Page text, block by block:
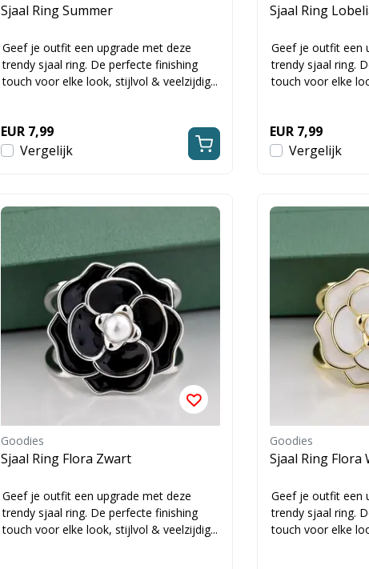
Sjaal Ring Summer
Geef je outfit een upgrade met deze
trendy sjaal ring. De perfecte finishing
touch voor elke look, stijlvol & veelzijdig...
EUR 7,99
Vergelijk
Sjaal Ring
Geef je outfit een
trendy sjaal ring.
touch voor elke
EUR 7,99
Vergelijk
Goodies
Sjaal Ring Flora Zwart
Geef je outfit een upgrade met deze
trendy sjaal ring. De perfecte finishing
touch voor elke look, stijlvol & veelzijdig...
Goodies
Sjaal Ring Flora
Geef je outfit een
trendy sjaal ring.
touch voor elke